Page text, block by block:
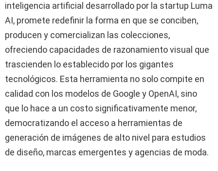
inteligencia artificial desarrollado por la startup Luma
AI, promete redefinir la forma en que se conciben,
producen y comercializan las colecciones,
ofreciendo capacidades de razonamiento visual que
trascienden lo establecido por los gigantes
tecnológicos. Esta herramienta no solo compite en
calidad con los modelos de Google y OpenAI, sino
que lo hace a un costo significativamente menor,
democratizando el acceso a herramientas de
generación de imágenes de alto nivel para estudios
de diseño, marcas emergentes y agencias de moda.